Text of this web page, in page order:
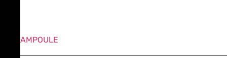
AMPOULE